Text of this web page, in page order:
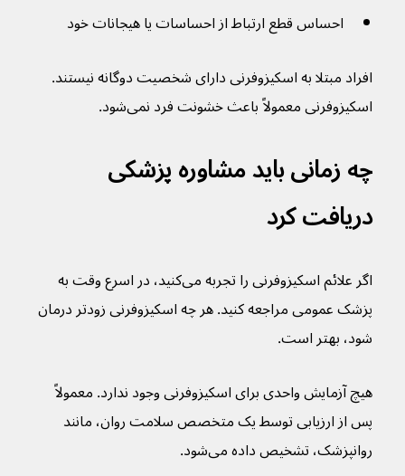
احساس قطع ارتباط از احساسات یا هیجانات خود
افراد مبتلا به اسکیزوفرنی دارای شخصیت دوگانه نیستند.
اسکیزوفرنی معمولاً باعث خشونت فرد نمی‌شود.
چه زمانی باید مشاوره پزشکی
دریافت کرد
اگر علائم اسکیزوفرنی را تجربه می‌کنید، در اسرع وقت به
پزشک عمومی مراجعه کنید. هر چه اسکیزوفرنی زودتر درمان
شود، بهتر است.
هیچ آزمایش واحدی برای اسکیزوفرنی وجود ندارد. معمولاً
پس از ارزیابی توسط یک متخصص سلامت روان، مانند
روانپزشک، تشخیص داده می‌شود.